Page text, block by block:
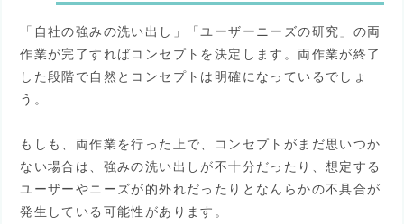
「自社の強みの洗い出し」「ユーザーニーズの研究」の両
作業が完了すればコンセプトを決定します。両作業が終了
した段階で自然とコンセプトは明確になっているでしょ
う。
もしも、両作業を行った上で、コンセプトがまだ思いつか
ない場合は、強みの洗い出しが不十分だったり、想定する
ユーザーやニーズが的外れだったりとなんらかの不具合が
発生している可能性があります。